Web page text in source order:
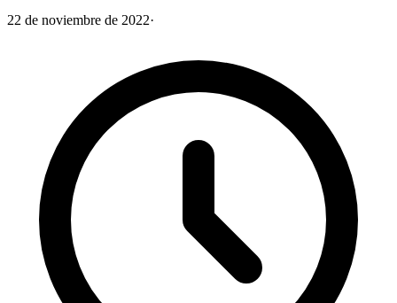
22 de noviembre de 2022·